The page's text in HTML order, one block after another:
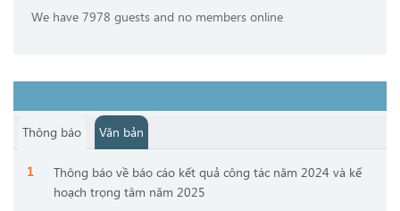
We have 7978 guests and no members online
Thông báo Văn bản
Thông báo về báo cáo kết quả công tác năm 2024 và kế
hoạch trọng tâm năm 2025